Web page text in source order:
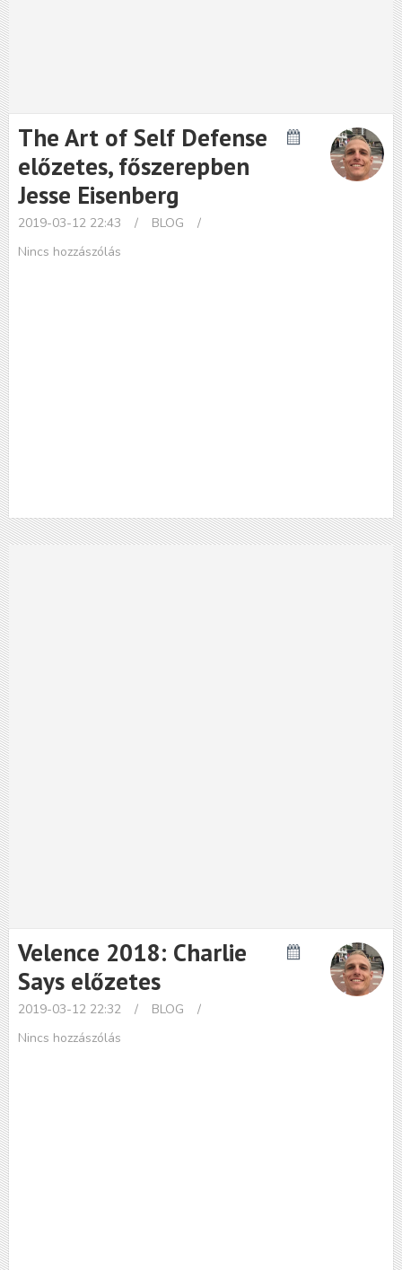
The Art of Self Defense
előzetes, főszerepben
Jesse Eisenberg
2019-03-12 22:43 / BLOG
/
Nincs hozzászólás
Velence 2018: Charlie
Says előzetes
2019-03-12 22:32 / BLOG
/
Nincs hozzászólás